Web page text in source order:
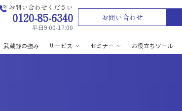
お問い合わせください
0120-85-6340
平日9:00-17:00
お問い合わせ
武蔵野の強み サービス セミナー お役立ちツール